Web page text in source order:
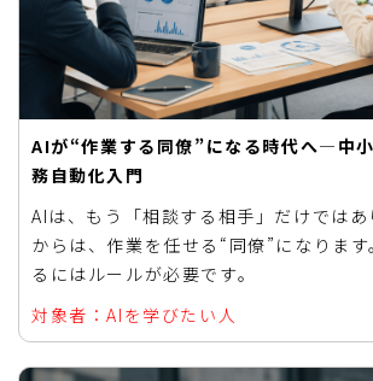
AIが“作業する同僚”になる時代へ―中
務自動化入門
AIは、もう「相談する相手」だけでは
からは、作業を任せる“同僚”になりま
るにはルールが必要です。
対象者：AIを学びたい人